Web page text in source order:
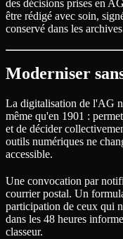
des décisions prises en
être rédigé avec soin,
conservé dans les
Moderniser
La digitalisation de l'AG
même qu'en 1901 :
et de décider
outils numériques ne
accessible.
Une convocation par
courrier postal. Un
participation de ceux qui
dans les 48 heures
classeur.